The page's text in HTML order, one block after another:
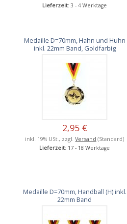
Lieferzeit: 3 - 4 Werktage
Medaille D=70mm, Hahn und Huhn
inkl. 22mm Band, Goldfarbig
2,95 €
inkl. 19% USt., zzgl.Versand (Standard)
Lieferzeit: 17 - 18 Werktage
Medaille D=70mm, Handball (H) inkl.
22mm Band